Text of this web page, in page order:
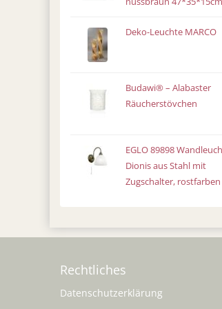
Deko-Leuchte MARCO
Budawi® – Alabaster
Räucherstövchen
EGLO 89898
Dionis aus Stahl mit
Zugschalter, rostfarben
Rechtliches
Datenschutzerklärung